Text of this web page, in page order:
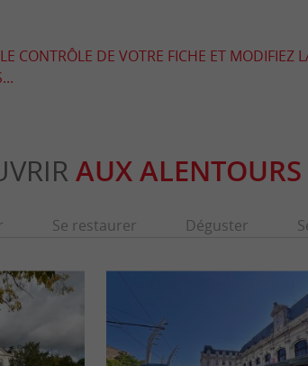
CONTRÔLE DE VOTRE FICHE ET MODIFIEZ
AUX ALENTOURS
Se restaurer Déguster